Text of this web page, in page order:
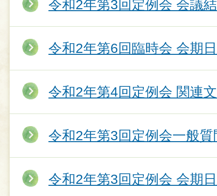
令和2年第3回定例会 会議
令和2年第6回臨時会 会期
令和2年第4回定例会 関連
令和2年第3回定例会一般質
令和2年第3回定例会 会期